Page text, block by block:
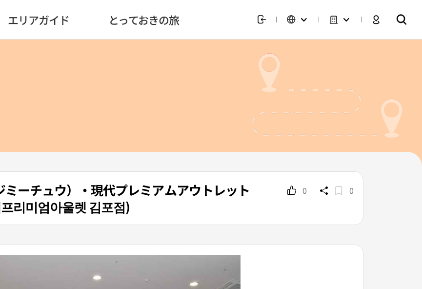
エリアガイド とっておきの旅
ーチュウ）・現代プレミアムアウトレット
리미엄아울렛 김포점)
0 0